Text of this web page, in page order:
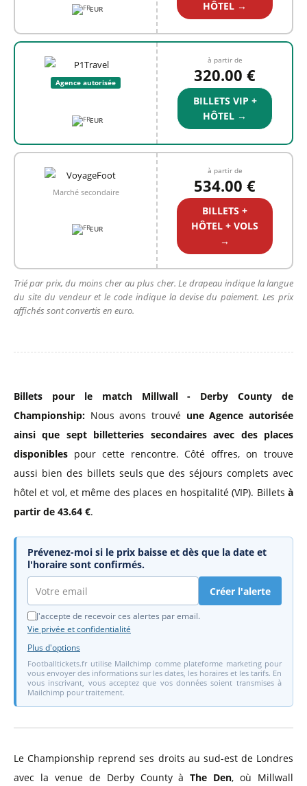
EUR HÔTEL →
Agence autorisée
EUR
à partir de
320.00 €
BILLETS VIP +
HÔTEL →
Marché secondaire
EUR
à partir de
534.00 €
BILLETS +
HÔTEL + VOLS
→
Trié par prix, du moins cher au plus cher. Le drapeau indique la langue
du site du vendeur et le code indique la devise du paiement. Les prix
affichés sont convertis en euro.
Billets pour le match Millwall - Derby County de
Championship: Nous avons trouvé une Agence autorisée
ainsi que sept billetteries secondaires avec des places
disponibles pour cette rencontre. Côté offres, on trouve
aussi bien des billets seuls que des séjours complets avec
hôtel et vol, et même des places en hospitalité (VIP). Billets à
partir de 43.64 €.
Prévenez-moi si le prix baisse et dès que la date et
l'horaire sont confirmés.
Créer l'alerte
J'accepte de recevoir ces alertes par email.
Vie privée et confidentialité
Plus d'options
Footballtickets.fr utilise Mailchimp comme plateforme marketing pour
vous envoyer des informations sur les dates, les horaires et les tarifs. En
vous inscrivant, vous acceptez que vos données soient transmises à
Mailchimp pour traitement.
Le Championship reprend ses droits au sud-est de Londres
avec la venue de Derby County àThe Den, où Millwall